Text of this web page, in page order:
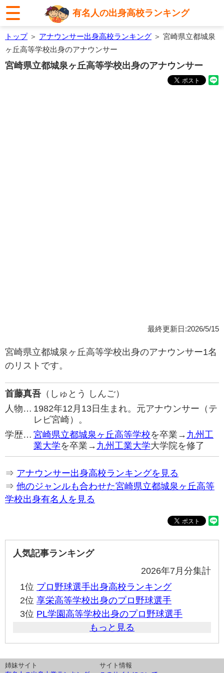
有名人の出身高校ランキング
トップ＞ アナウンサー出身高校ランキング ＞ 宮崎県立都城泉
ヶ丘高等学校出身のアナウンサー
宮崎県立都城泉ヶ丘高等学校出身のアナウンサー
最終更新日:2026/5/15
宮崎県立都城泉ヶ丘高等学校出身のアナウンサー1名
のリストです。
首藤真吾 （しゅとう しんご）
人物… 1982年12月13日生まれ。元アナウンサー（テ
レビ宮崎）。
学歴… 宮崎県立都城泉ヶ丘高等学校を卒業→ 九州工
業大学を卒業→ 九州工業大学大学院を修了
⇒ アナウンサー出身高校ランキングを見る
⇒ 他のジャンルも合わせた宮崎県立都城泉ヶ丘高等
学校出身有名人を見る
人気記事ランキング
2026年7月分集計
1位 プロ野球選手出身高校ランキング
2位 享栄高等学校出身のプロ野球選手
3位 PL学園高等学校出身のプロ野球選手
もっと見る
姉妹サイト
サイト情報